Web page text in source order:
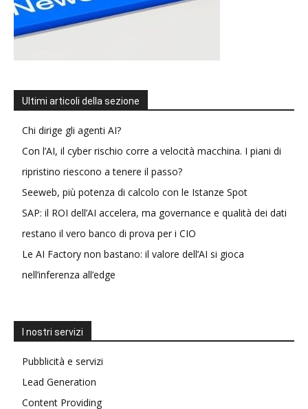
Ultimi articoli della sezione
Chi dirige gli agenti AI?
Con l’AI, il cyber rischio corre a velocità macchina. I piani di
ripristino riescono a tenere il passo?
Seeweb, più potenza di calcolo con le Istanze Spot
SAP: il ROI dell’AI accelera, ma governance e qualità dei dati
restano il vero banco di prova per i CIO
Le AI Factory non bastano: il valore dell’AI si gioca
nell’inferenza all’edge
I nostri servizi
Pubblicità e servizi
Lead Generation
Content Providing